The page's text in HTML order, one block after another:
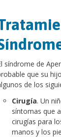
síndrome de
que su
de los
Cirugía. Un
síntomas que
cirugías para
manos y los